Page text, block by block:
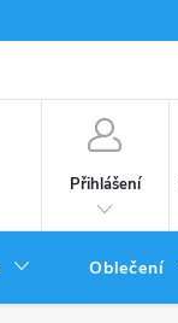
Přihlášení
Oblečení